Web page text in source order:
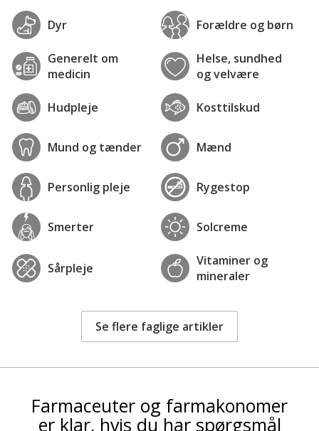
Dyr Forældre og børn
Generelt om
medicin
Helse, sundhed
og velvære
Hudpleje Kosttilskud
Mund og tænder Mænd
Personlig pleje Rygestop
Smerter Solcreme
Sårpleje
Vitaminer og
mineraler
Se flere faglige artikler
Farmaceuter og farmakonomer
er klar, hvis du har spørgsmål